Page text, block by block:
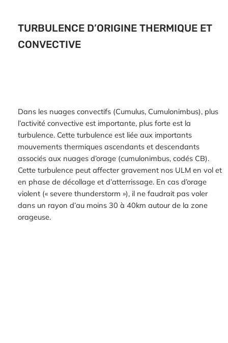
TURBULENCE D’ORIGINE THERMIQUE ET
CONVECTIVE
Dans les nuages convectifs (Cumulus, Cumulonimbus), plus
l’activité convective est importante, plus forte est la
turbulence. Cette turbulence est liée aux importants
mouvements thermiques ascendants et descendants
associés aux nuages d’orage (cumulonimbus, codés CB).
Cette turbulence peut affecter gravement nos ULM en vol et
en phase de décollage et d’atterrissage. En cas d’orage
violent (« severe thunderstorm »), il ne faudrait pas voler
dans un rayon d’au moins 30 à 40km autour de la zone
orageuse.